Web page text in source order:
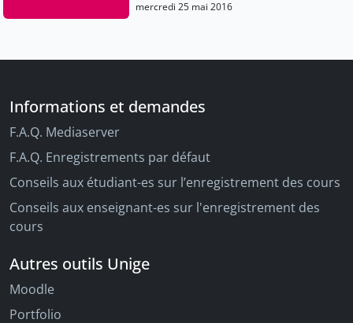
mercredi 25 mai 2016
Informations et demandes
F.A.Q. Mediaserver
F.A.Q. Enregistrements par défaut
Conseils aux étudiant-es sur l’enregistrement des cours
Conseils aux enseignant-es sur l'enregistrement des
cours
Autres outils Unige
Moodle
Portfolio